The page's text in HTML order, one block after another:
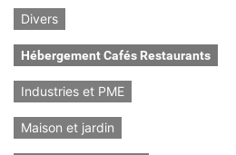
Divers
Hébergement Cafés Restaurants
Industries et PME
Maison et jardin